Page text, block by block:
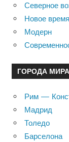
Северное
Новое время
Модерн
ГОРОДА МИРА
Рим —
Мадрид
Толедо
Барселона